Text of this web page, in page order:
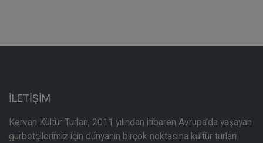
İLETİŞİM
Kervan Kültür Turları, 2011 yılından itibaren Avrupa’da yaşayan
gurbetçilerimiz için dünyanın birçok noktasına kültür turları